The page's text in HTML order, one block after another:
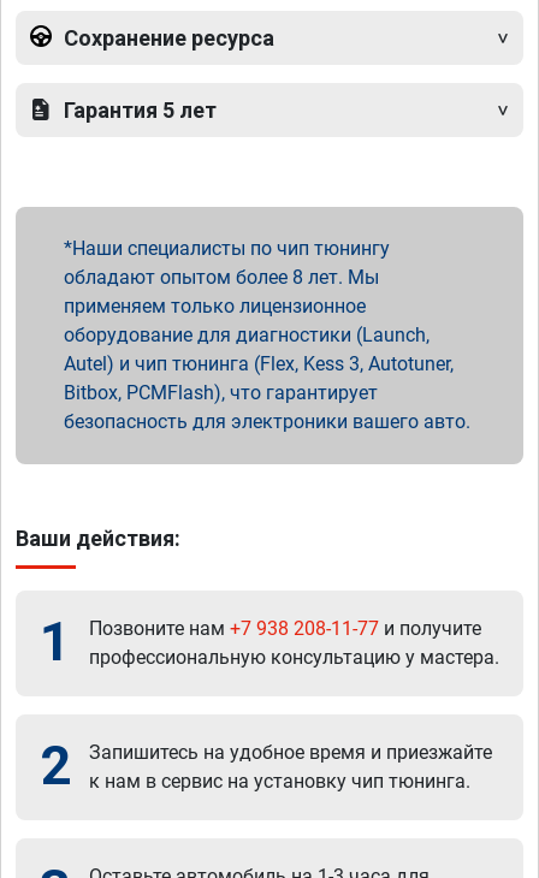
Сохранение ресурса
Гарантия 5 лет
Наши специалисты по чип тюнингу
обладают опытом более 8 лет. Мы
применяем только лицензионное
оборудование для диагностики (Launch,
Autel) и чип тюнинга (Flex, Kess 3, Autotuner,
Bitbox, PCMFlash), что гарантирует
безопасность для электроники вашего авто.
Ваши действия:
1 Позвоните нам +7 938 208-11-77 и получите
профессиональную консультацию у мастера.
2
Запишитесь на удобное время и приезжайте
к нам в сервис на установку чип тюнинга.